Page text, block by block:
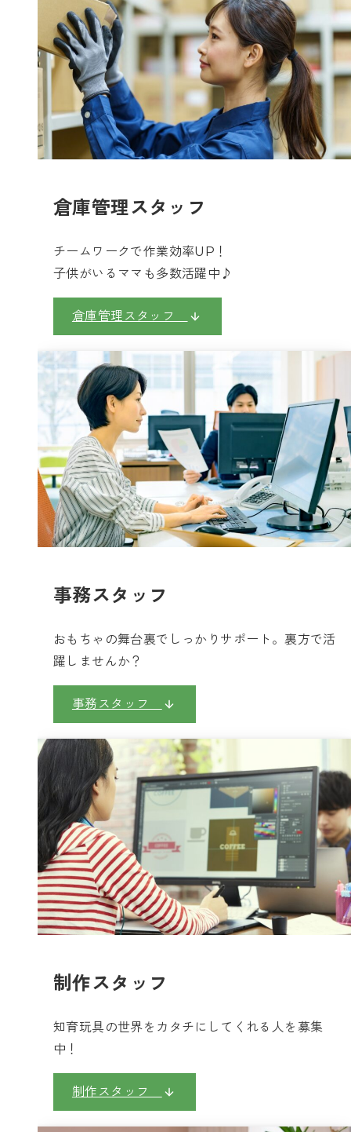
倉庫管理スタッフ
チームワークで作業効率UP！
子供がいるママも多数活躍中♪
倉庫管理スタッフ
事務スタッフ
おもちゃの舞台裏でしっかりサポート。裏方で活
躍しませんか？
事務スタッフ
制作スタッフ
知育玩具の世界をカタチにしてくれる人を募集
中！
制作スタッフ